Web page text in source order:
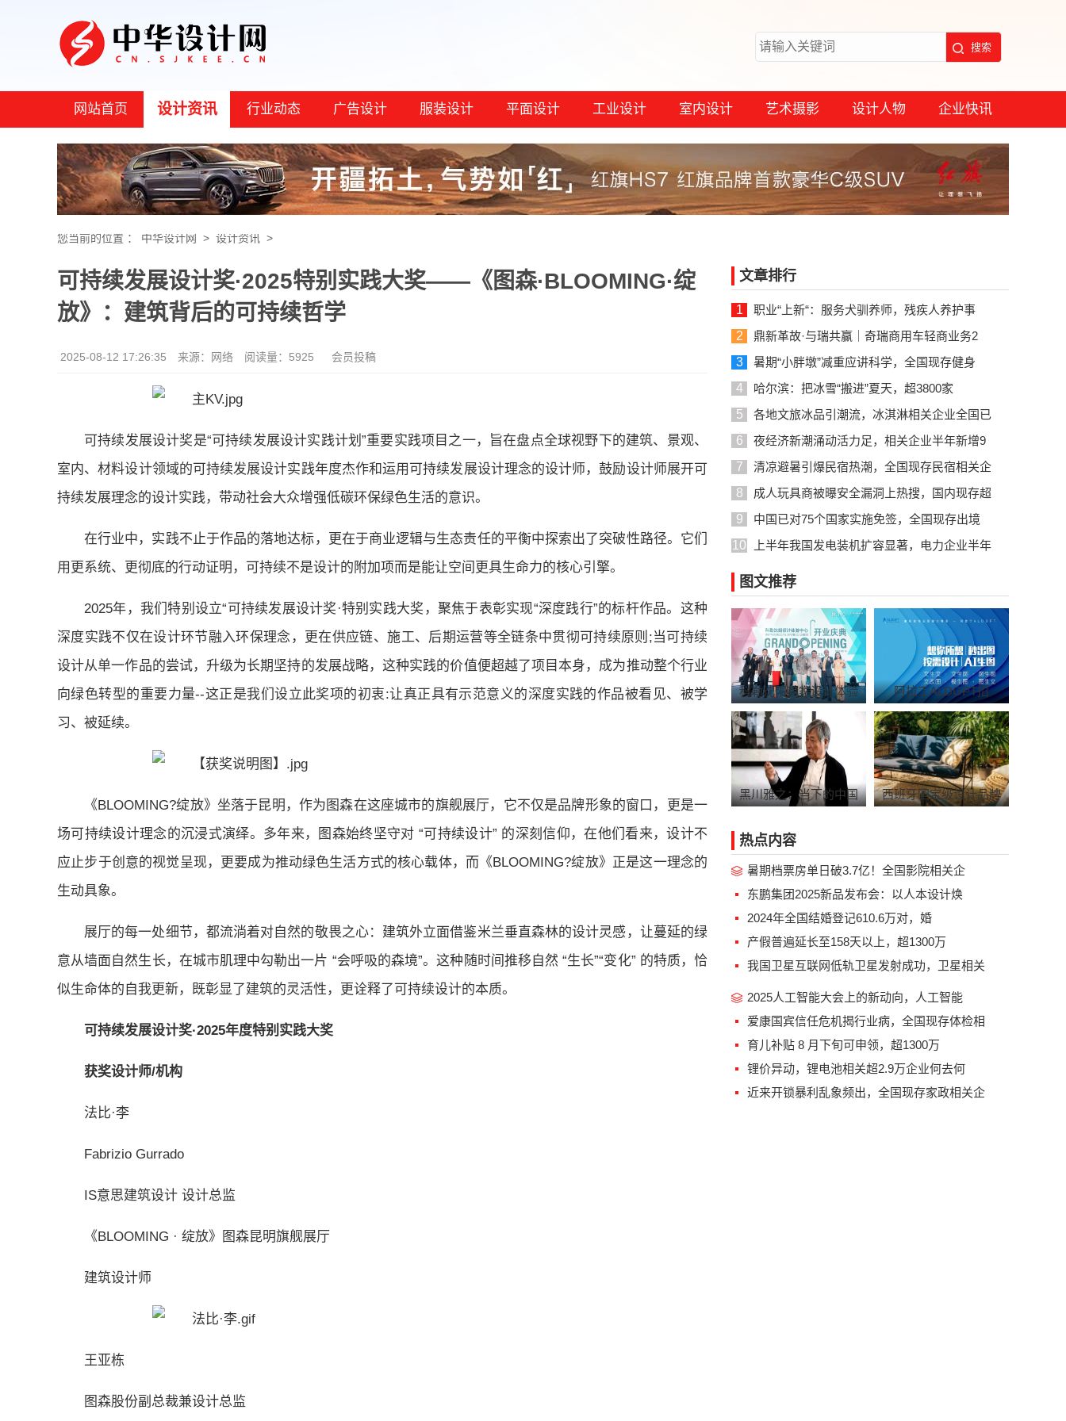
网站首页 设计资讯 行业动态 广告设计 服装设计 平面设计 工业设计 室内设计 艺术摄影 设计人物 企业快讯
您当前的位置 ： 中华设计网 > 设计资讯 >
可持续发展设计奖·2025特别实践大奖——《图森·BLOOMING·绽
放》：建筑背后的可持续哲学
2025-08-12 17:26:35 来源：网络 阅读量：5925 会员投稿
可持续发展设计奖是“可持续发展设计实践计划”重要实践项目之一，旨在盘点全球视野下的建筑、景观、
室内、材料设计领域的可持续发展设计实践年度杰作和运用可持续发展设计理念的设计师，鼓励设计师展开可
持续发展理念的设计实践，带动社会大众增强低碳环保绿色生活的意识。
在行业中，实践不止于作品的落地达标，更在于商业逻辑与生态责任的平衡中探索出了突破性路径。它们
用更系统、更彻底的行动证明，可持续不是设计的附加项而是能让空间更具生命力的核心引擎。
2025年，我们特别设立“可持续发展设计奖·特别实践大奖，聚焦于表彰实现“深度践行”的标杆作品。这种
深度实践不仅在设计环节融入环保理念，更在供应链、施工、后期运营等全链条中贯彻可持续原则;当可持续
设计从单一作品的尝试，升级为长期坚持的发展战略，这种实践的价值便超越了项目本身，成为推动整个行业
向绿色转型的重要力量--这正是我们设立此奖项的初衷:让真正具有示范意义的深度实践的作品被看见、被学
习、被延续。
《BLOOMING?绽放》坐落于昆明，作为图森在这座城市的旗舰展厅，它不仅是品牌形象的窗口，更是一
场可持续设计理念的沉浸式演绎。多年来，图森始终坚守对 “可持续设计” 的深刻信仰，在他们看来，设计不
应止步于创意的视觉呈现，更要成为推动绿色生活方式的核心载体，而《BLOOMING?绽放》正是这一理念的
生动具象。
展厅的每一处细节，都流淌着对自然的敬畏之心：建筑外立面借鉴米兰垂直森林的设计灵感，让蔓延的绿
意从墙面自然生长，在城市肌理中勾勒出一片 “会呼吸的森境”。这种随时间推移自然 “生长”“变化” 的特质，恰
似生命体的自我更新，既彰显了建筑的灵活性，更诠释了可持续设计的本质。
可持续发展设计奖·2025年度特别实践大奖
获奖设计师/机构
法比·李
Fabrizio Gurrado
IS意思建筑设计 设计总监
《BLOOMING · 绽放》图森昆明旗舰展厅
建筑设计师
王亚栋
图森股份副总裁兼设计总监
文章排行
1
职业“上新“：服务犬驯养师，残疾人养护事
2
鼎新革故·与瑞共赢｜奇瑞商用车轻商业务2
3
暑期“小胖墩”减重应讲科学，全国现存健身
4
哈尔滨：把冰雪“搬进”夏天，超3800家
5
各地文旅冰品引潮流，冰淇淋相关企业全国已
6
夜经济新潮涌动活力足，相关企业半年新增9
7
清凉避暑引爆民宿热潮，全国现存民宿相关企
8
成人玩具商被曝安全漏洞上热搜，国内现存超
9
中国已对75个国家实施免签，全国现存出境
10
上半年我国发电装机扩容显著，电力企业半年
图文推荐
科勒沈阳首家设计体验 阿拉丁ALDGPT招
黑川雅之：当下的中国 西班牙国宝级设计品牌
热点内容
暑期档票房单日破3.7亿！全国影院相关企
东鹏集团2025新品发布会：以人本设计焕
2024年全国结婚登记610.6万对，婚
产假普遍延长至158天以上，超1300万
我国卫星互联网低轨卫星发射成功，卫星相关
2025人工智能大会上的新动向，人工智能
爱康国宾信任危机揭行业病，全国现存体检相
育儿补贴 8 月下旬可申领，超1300万
锂价异动，锂电池相关超2.9万企业何去何
近来开锁暴利乱象频出，全国现存家政相关企